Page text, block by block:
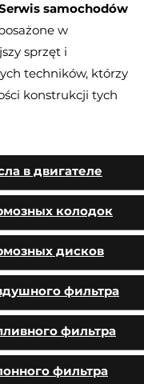
samochodów
w
sprzęt i
techników, którzy
konstrukcji tych
в двигателе
колодок
дисков
фильтра
фильтра
фильтра